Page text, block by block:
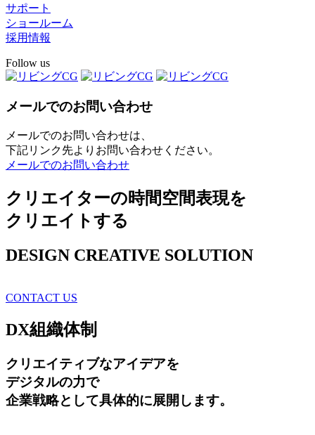
サポート
ショールーム
採用情報
Follow us
メールでのお問い合わせ
メールでのお問い合わせは、
下記リンク先よりお問い合わせください。
メールでのお問い合わせ
クリエイターの時間空間表現を
クリエイトする
DESIGN CREATIVE SOLUTION
CONTACT US
DX組織体制
クリエイティブなアイデアを
デジタルの力で
企業戦略として具体的に展開します。